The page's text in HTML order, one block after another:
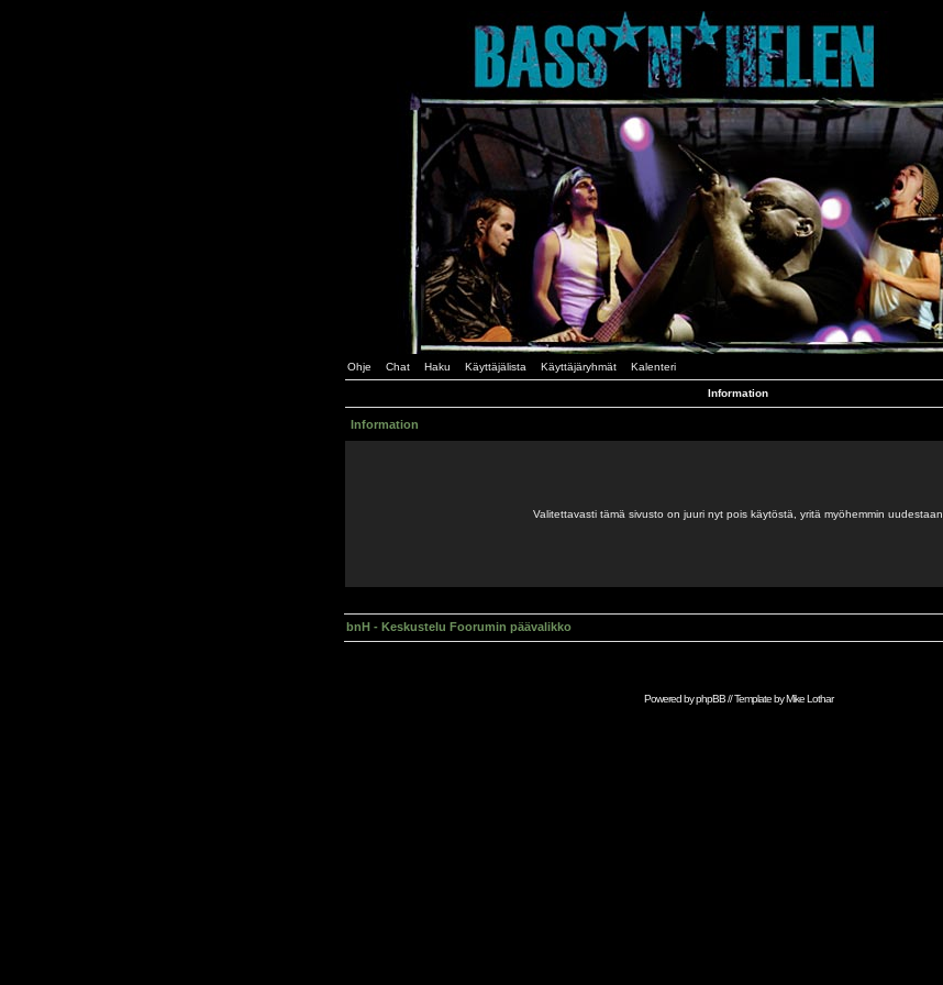
Ohje Chat Haku Käyttäjälista Käyttäjäryhmät Kalenteri
Information
Information
Valitettavasti tämä sivusto on juuri nyt pois käytöstä, yritä myöhemmin uudestaan
bnH - Keskustelu Foorumin päävalikko
Powered byphpBB// Template byMike Lothar